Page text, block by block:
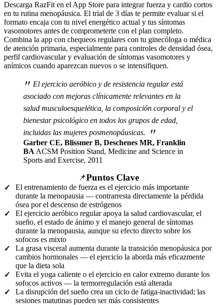
Descarga RazFit en el App Store para integrar fuerza y cardio cortos
en tu rutina menopáusica. El trial de 3 días te permite evaluar si el
formato encaja con tu nivel energético actual y tus síntomas
vasomotores antes de comprometerte con el plan completo.
Combina la app con chequeos regulares con tu ginecóloga o médica
de atención primaria, especialmente para controles de densidad ósea,
perfil cardiovascular y evaluación de síntomas vasomotores y
anímicos cuando aparezcan nuevos o se intensifiquen.
" El ejercicio aeróbico y de resistencia regular está
asociado con mejoras clínicamente relevantes en la
salud musculoesquelética, la composición corporal y el
bienestar psicológico en todos los grupos de edad,
incluidas las mujeres posmenopáusicas.
"
Garber CE, Blissmer B, Deschenes MR, Franklin
BA ACSM Position Stand, Medicine and Science in
Sports and Exercise, 2011
📌Puntos Clave
✓
El entrenamiento de fuerza es el ejercicio más importante
durante la menopausia — contrarresta directamente la pérdida
ósea por el descenso de estrógenos
✓
El ejercicio aeróbico regular apoya la salud cardiovascular, el
sueño, el estado de ánimo y el manejo general de síntomas
durante la menopausia, aunque su efecto directo sobre los
sofocos es mixto
✓
La grasa visceral aumenta durante la transición menopáusica por
cambios hormonales — el ejercicio la aborda más eficazmente
que la dieta sola
✓
Evita el yoga caliente o el ejercicio en calor extremo durante los
sofocos activos — la termorregulación está alterada
✓
La disrupción del sueño crea un ciclo de fatiga-inactividad; las
sesiones matutinas pueden ser más consistentes